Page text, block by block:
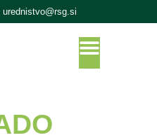
urednistvo@rsg.si